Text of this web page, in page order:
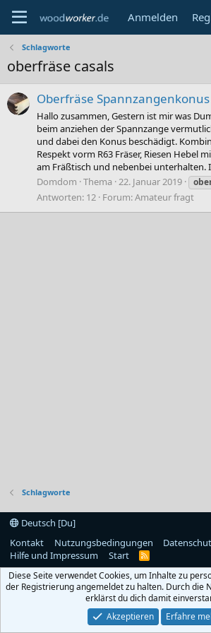
Anmelden
Schlagworte
oberfräse casals
Oberfräse
Hallo zusammen, Gestern ist mir was
beim anziehen der Spannzange
und dabei den Konus beschädigt.
Respekt vorm R63 Fräser, Riesen Hebel
am Fräßtisch und nebenbei unterhalten.
Domdom Thema 22. Januar 2019
Antworten: 12 Forum:Amateur fragt
Schlagworte
Deutsch [Du]
Kontakt
Nutzungsbedingungen
Hilfe und Impressum
Start
R
S
Diese Seite verwendet Cookies, um Inhalte zu
der Registrierung angemeldet zu halten. Durch die
erklärst du dich damit
Akzeptieren
Erfahre